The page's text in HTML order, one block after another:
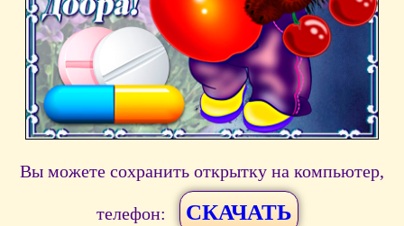
Вы можете сохранить открытку на компьютер,
телефон: СКАЧАТЬ